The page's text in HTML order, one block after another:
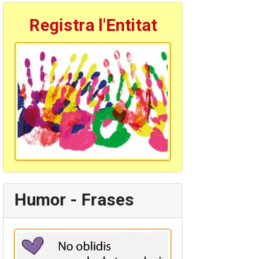
Registra l'Entitat
Humor - Frases